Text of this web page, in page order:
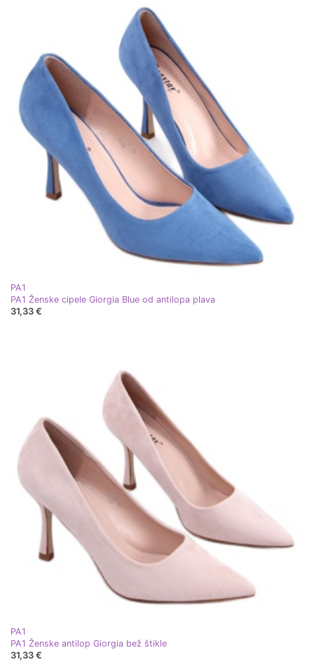
PA1
PA1 Ženske cipele Giorgia Blue od antilopa plava
31,33 €
PA1
PA1 Ženske antilop Giorgia bež štikle
31,33 €